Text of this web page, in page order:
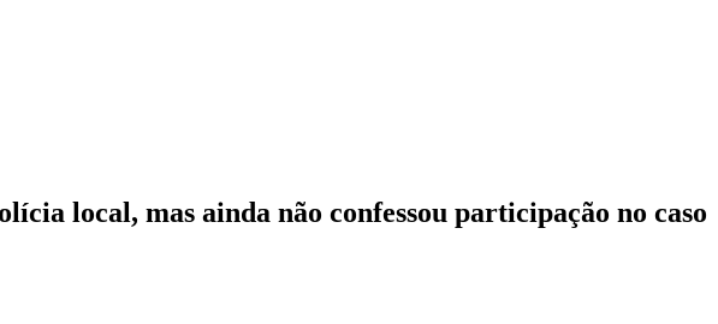
local, mas ainda não confessou participação no caso